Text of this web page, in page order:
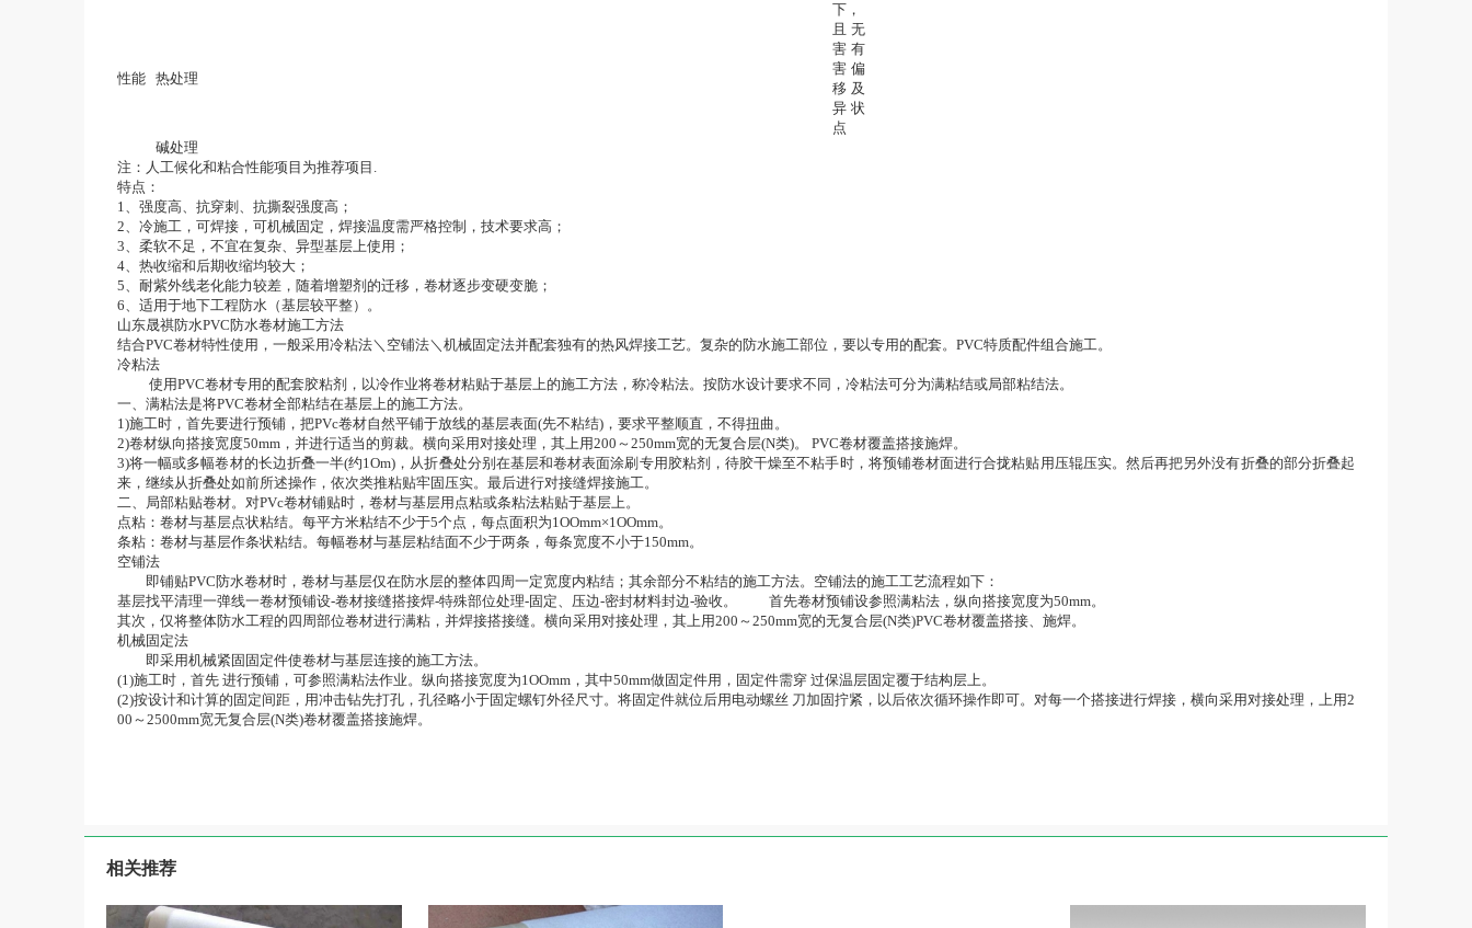
下，
性能 热处理
且无
害有
害偏
移及
异状
点
碱处理
注：人工候化和粘合性能项目为推荐项目.
特点：
1、强度高、抗穿刺、抗撕裂强度高；
2、冷施工，可焊接，可机械固定，焊接温度需严格控制，技术要求高；
3、柔软不足，不宜在复杂、异型基层上使用；
4、热收缩和后期收缩均较大；
5、耐紫外线老化能力较差，随着增塑剂的迁移，卷材逐步变硬变脆；
6、适用于地下工程防水（基层较平整）。
山东晟祺防水PVC防水卷材施工方法
结合PVC卷材特性使用，一般采用冷粘法＼空铺法＼机械固定法并配套独有的热风焊接工艺。复杂的防水施工部位，要以专用的配套。PVC特质配件组合施工。
冷粘法
使用PVC卷材专用的配套胶粘剂，以冷作业将卷材粘贴于基层上的施工方法，称冷粘法。按防水设计要求不同，冷粘法可分为满粘结或局部粘结法。
一、满粘法是将PVC卷材全部粘结在基层上的施工方法。
1)施工时，首先要进行预铺，把PVc卷材自然平铺于放线的基层表面(先不粘结)，要求平整顺直，不得扭曲。
2)卷材纵向搭接宽度50mm，并进行适当的剪裁。横向采用对接处理，其上用200～250mm宽的无复合层(N类)。 PVC卷材覆盖搭接施焊。
3)将一幅或多幅卷材的长边折叠一半(约1Om)，从折叠处分别在基层和卷材表面涂刷专用胶粘剂，待胶干燥至不粘手时，将预铺卷材面进行合拢粘贴用压辊压实。然后再把另外没有折叠的部分折叠起
来，继续从折叠处如前所述操作，依次类推粘贴牢固压实。最后进行对接缝焊接施工。
二、局部粘贴卷材。对PVc卷材铺贴时，卷材与基层用点粘或条粘法粘贴于基层上。
点粘：卷材与基层点状粘结。每平方米粘结不少于5个点，每点面积为1OOmm×1OOmm。
条粘：卷材与基层作条状粘结。每幅卷材与基层粘结面不少于两条，每条宽度不小于150mm。
空铺法
即铺贴PVC防水卷材时，卷材与基层仅在防水层的整体四周一定宽度内粘结；其余部分不粘结的施工方法。空铺法的施工工艺流程如下：
基层找平清理一弹线一卷材预铺设-卷材接缝搭接焊-特殊部位处理-固定、压边-密封材料封边-验收。 首先卷材预铺设参照满粘法，纵向搭接宽度为50mm。
其次，仅将整体防水工程的四周部位卷材进行满粘，并焊接搭接缝。横向采用对接处理，其上用200～250mm宽的无复合层(N类)PVC卷材覆盖搭接、施焊。
机械固定法
即采用机械紧固固定件使卷材与基层连接的施工方法。
(1)施工时，首先 进行预铺，可参照满粘法作业。纵向搭接宽度为1OOmm，其中50mm做固定件用，固定件需穿 过保温层固定覆于结构层上。
(2)按设计和计算的固定间距，用冲击钻先打孔，孔径略小于固定螺钉外径尺寸。将固定件就位后用电动螺丝 刀加固拧紧，以后依次循环操作即可。对每一个搭接进行焊接，横向采用对接处理，上用2
00～2500mm宽无复合层(N类)卷材覆盖搭接施焊。
相关推荐